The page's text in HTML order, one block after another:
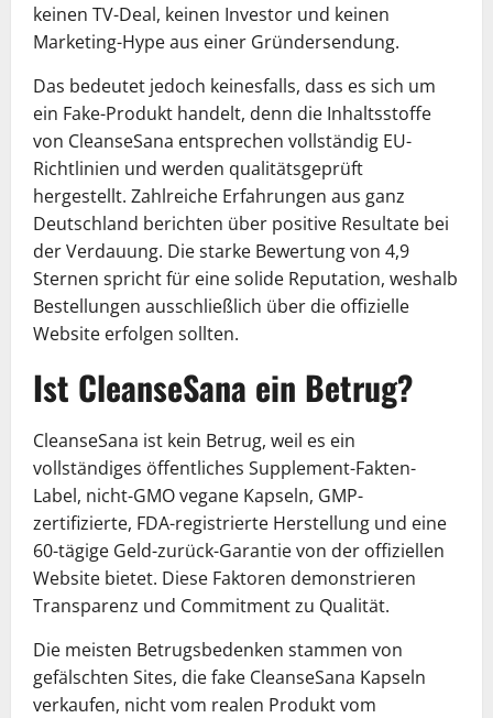
keinen TV-Deal, keinen Investor und keinen
Marketing-Hype aus einer Gründersendung.
Das bedeutet jedoch keinesfalls, dass es sich um
ein Fake-Produkt handelt, denn die Inhaltsstoffe
von CleanseSana entsprechen vollständig EU-
Richtlinien und werden qualitätsgeprüft
hergestellt. Zahlreiche Erfahrungen aus ganz
Deutschland berichten über positive Resultate bei
der Verdauung. Die starke Bewertung von 4,9
Sternen spricht für eine solide Reputation, weshalb
Bestellungen ausschließlich über die offizielle
Website erfolgen sollten.
Ist CleanseSana ein Betrug?
CleanseSana ist kein Betrug, weil es ein
vollständiges öffentliches Supplement-Fakten-
Label, nicht-GMO vegane Kapseln, GMP-
zertifizierte, FDA-registrierte Herstellung und eine
60-tägige Geld-zurück-Garantie von der offiziellen
Website bietet. Diese Faktoren demonstrieren
Transparenz und Commitment zu Qualität.
Die meisten Betrugsbedenken stammen von
gefälschten Sites, die fake CleanseSana Kapseln
verkaufen, nicht vom realen Produkt vom